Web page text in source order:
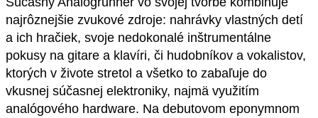
najrôznejšie zvukové zdroje: nahrávky vlastných detí
a ich hračiek, svoje nedokonalé inštrumentálne
pokusy na gitare a klavíri, či hudobníkov a vokalistov,
ktorých v živote stretol a všetko to zabaľuje do
vkusnej súčasnej elektroniky, najmä využitím
analógového hardware. Na debutovom eponymnom